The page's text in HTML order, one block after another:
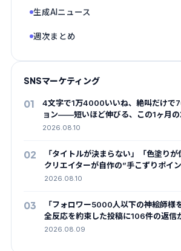
生成AIニュース
週次まとめ
SNSマーケティング
01
4文字で1万4000いいね、絶叫だけで
ョン——短いほど伸びる、この1ヶ月の
まとめ】
2026.08.10
02
「タイトルが決まらない」「色塗り
クリエイターが自作の”手こずりポイ
ッシュタグ
2026.08.10
03
「フォロワー5000人以下の神絵師
全反応を約束した投稿に106件の返信
2026.08.09